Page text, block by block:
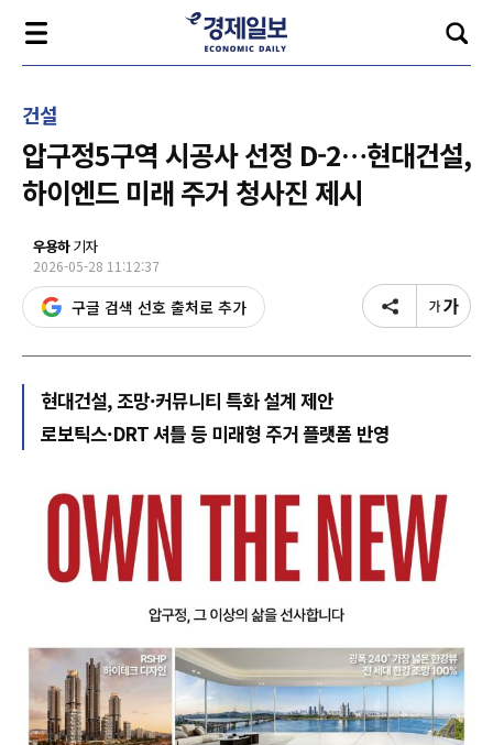
건설
압구정5구역 시공사 선정 D-2…현대건설,
하이엔드 미래 주거 청사진 제시
우용하기자
2026-05-28 11:12:37
구글 검색 선호 출처로 추가
현대건설, 조망·커뮤니티 특화 설계 제안
로보틱스·DRT 셔틀 등 미래형 주거 플랫폼 반영